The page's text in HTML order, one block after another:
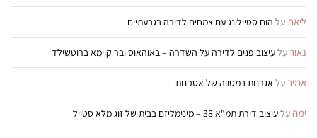
ליאתעל הום סטיילינג עם צמחים לדירה בגבעתיים
נאורעלעיצוב פנים לדירה על השדרה – באוהאוס ובר קיימא ברוטשילד
אמירעל אגרנות במסווה של אספנות
ימה עלעיצוב דירת תמ"א 38 – מינימליזם בבית של זוג מלא סטייל